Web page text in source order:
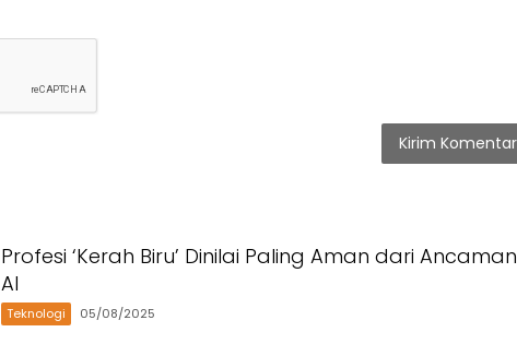
Profesi ‘Kerah Biru’ Dinilai Paling Aman dari Ancaman
AI
Teknologi 05/08/2025